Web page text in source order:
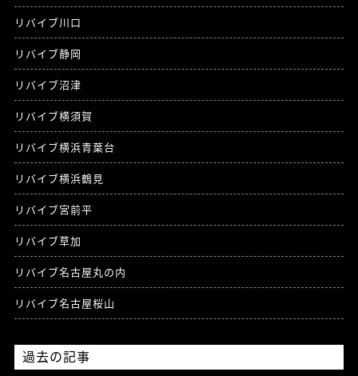
リバイブ川口
リバイブ静岡
リバイブ沼津
リバイブ横須賀
リバイブ横浜青葉台
リバイブ横浜鶴見
リバイブ宮前平
リバイブ草加
リバイブ名古屋丸の内
リバイブ名古屋桜山
過去の記事